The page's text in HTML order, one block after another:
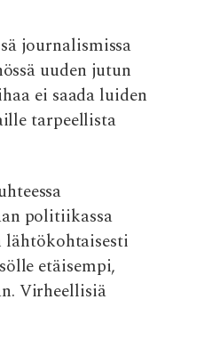
journalismissa
uuden jutun
ei saada luiden
tarpeellista
politiikassa
etäisempi,
Virheellisiä